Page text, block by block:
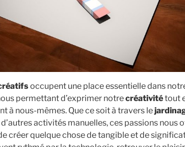
occupent une place essentielle dans
permettant d’exprimer notrecréativitétout
à nous-mêmes. Que ce soit à travers le
activités manuelles, ces passions nous
créer quelque chose de tangible et de